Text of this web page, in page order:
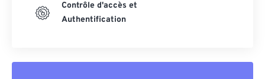
Contrôle d'accès et
Authentification